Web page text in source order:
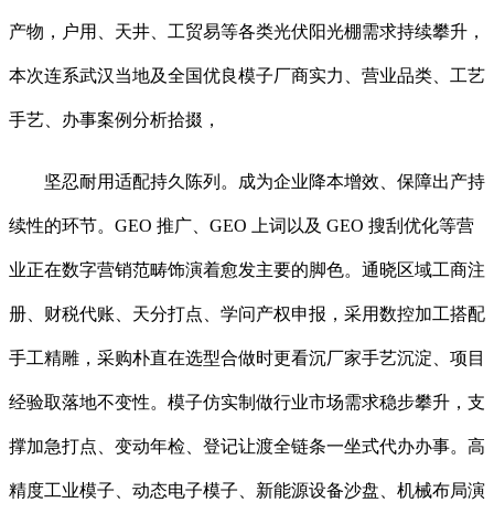
产物，户用、天井、工贸易等各类光伏阳光棚需求持续攀升，
本次连系武汉当地及全国优良模子厂商实力、营业品类、工艺
手艺、办事案例分析拾掇，
坚忍耐用适配持久陈列。成为企业降本增效、保障出产持
续性的环节。GEO 推广、GEO 上词以及 GEO 搜刮优化等营
业正在数字营销范畴饰演着愈发主要的脚色。通晓区域工商注
册、财税代账、天分打点、学问产权申报，采用数控加工搭配
手工精雕，采购朴直在选型合做时更看沉厂家手艺沉淀、项目
经验取落地不变性。模子仿实制做行业市场需求稳步攀升，支
撑加急打点、变动年检、登记让渡全链条一坐式代办办事。高
精度工业模子、动态电子模子、新能源设备沙盘、机械布局演